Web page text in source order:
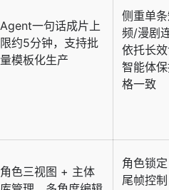
Agent一句话成片上
限约5分钟，支持批
量模板化生产
侧重单
频/漫剧
依托长
智能体
格一致
角色三视图 + 主体
角色锁
尾帧控